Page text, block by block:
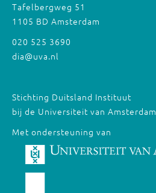
Tafelbergweg 51
1105 BD Amsterdam
020 525 3690
dia@uva.nl
Stichting Duitsland Instituut
bij de Universiteit van Amsterdam
Met ondersteuning van